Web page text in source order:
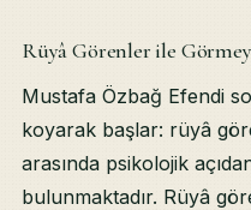
Rüyâ Görenler ile
Fetretü’l-Vahy: Resûli
Rüyâ: Manevî Âlemle
Rüyânın Kesilmesi: Daha
İlgili Sohbetler
Rüyâ Görenler ile
Mustafa Özbağ Efendi
koyarak başlar: rüyâ
arasında psikolojik
bulunmaktadır. Rüyâ